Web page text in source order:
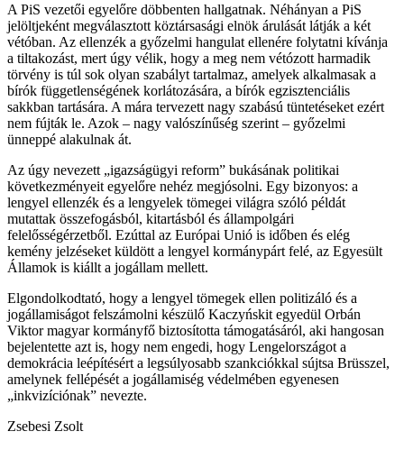
A PiS vezetői egyelőre döbbenten hallgatnak. Néhányan a PiS
jelöltjeként megválasztott köztársasági elnök árulását látják a két
vétóban. Az ellenzék a győzelmi hangulat ellenére folytatni kívánja
a tiltakozást, mert úgy vélik, hogy a meg nem vétózott harmadik
törvény is túl sok olyan szabályt tartalmaz, amelyek alkalmasak a
bírók függetlenségének korlátozására, a bírók egzisztenciális
sakkban tartására. A mára tervezett nagy szabású tüntetéseket ezért
nem fújták le. Azok – nagy valószínűség szerint – győzelmi
ünneppé alakulnak át.
Az úgy nevezett „igazságügyi reform” bukásának politikai
következményeit egyelőre nehéz megjósolni. Egy bizonyos: a
lengyel ellenzék és a lengyelek tömegei világra szóló példát
mutattak összefogásból, kitartásból és állampolgári
felelősségérzetből. Ezúttal az Európai Unió is időben és elég
kemény jelzéseket küldött a lengyel kormánypárt felé, az Egyesült
Államok is kiállt a jogállam mellett.
Elgondolkodtató, hogy a lengyel tömegek ellen politizáló és a
jogállamiságot felszámolni készülő Kaczyńskit egyedül Orbán
Viktor magyar kormányfő biztosította támogatásáról, aki hangosan
bejelentette azt is, hogy nem engedi, hogy Lengelországot a
demokrácia leépítésért a legsúlyosabb szankciókkal sújtsa Brüsszel,
amelynek fellépését a jogállamiség védelmében egyenesen
„inkvizíciónak” nevezte.
Zsebesi Zsolt